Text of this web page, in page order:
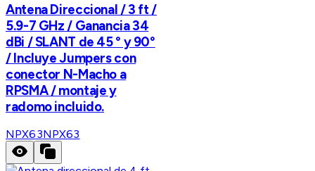
Antena Direccional / 3 ft /
5.9-7 GHz / Ganancia 34
dBi / SLANT de 45 ° y 90°
/ Incluye Jumpers con
conector N-Macho a
RPSMA / montaje y
radomo incluido.
NPX63NPX63